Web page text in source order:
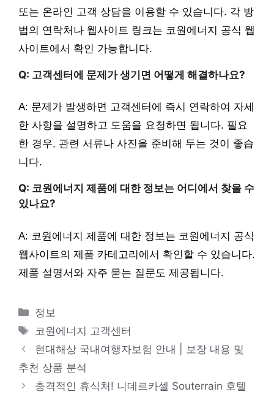
또는 온라인 고객 상담을 이용할 수 있습니다. 각 방
법의 연락처나 웹사이트 링크는 코원에너지 공식 웹
사이트에서 확인 가능합니다.
Q: 고객센터에 문제가 생기면 어떻게 해결하나요?
A: 문제가 발생하면 고객센터에 즉시 연락하여 자세
한 사항을 설명하고 도움을 요청하면 됩니다. 필요
한 경우, 관련 서류나 사진을 준비해 두는 것이 좋습
니다.
Q: 코원에너지 제품에 대한 정보는 어디에서 찾을 수
있나요?
A: 코원에너지 제품에 대한 정보는 코원에너지 공식
웹사이트의 제품 카테고리에서 확인할 수 있습니다.
제품 설명서와 자주 묻는 질문도 제공됩니다.
카
테
리
정보
태
그
코원에너지 고객센터
현대해상 국내여행자보험 안내 | 보장 내용 및
추천 상품 분석
충격적인 휴식처! 니데르카셀 Souterrain 호텔